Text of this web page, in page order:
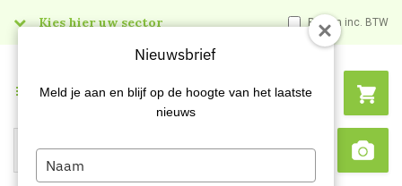
Kies hier uw sector Prijzen inc. BTW
Search
Menu
Nieuwsbrief
Meld je aan en blijf op de hoogte van het laatste
nieuws
Type
your